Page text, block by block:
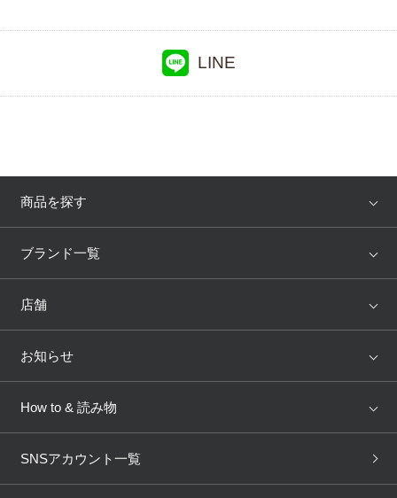
LINE
商品を探す
アイテム
トピックス
ブランド一覧
WACOAL
AMPHI une nana cool
OUR WACOAL
店舗
店舗を探す
ブラ無料診断
お知らせ
新着情報
商品回収
How to & 読み物
下着の基礎知識
SNSアカウント一覧